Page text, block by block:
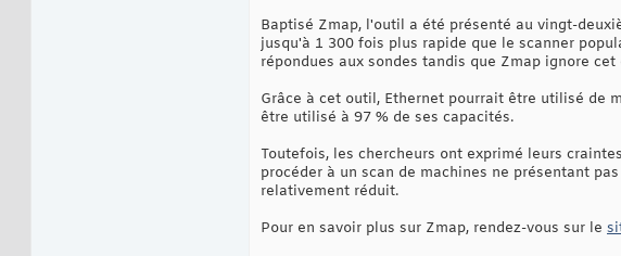
Baptisé Zmap, l'outil a été présenté au vingt-
jusqu'à 1 300 fois plus rapide que le scanner
répondues aux sondes tandis que Zmap ignore
Grâce à cet outil, Ethernet pourrait être utilisé de
être utilisé à 97 % de ses capacités.
Toutefois, les chercheurs ont exprimé leurs
procéder à un scan de machines ne présentant
relativement réduit.
Pour en savoir plus sur Zmap, rendez-vous sur le